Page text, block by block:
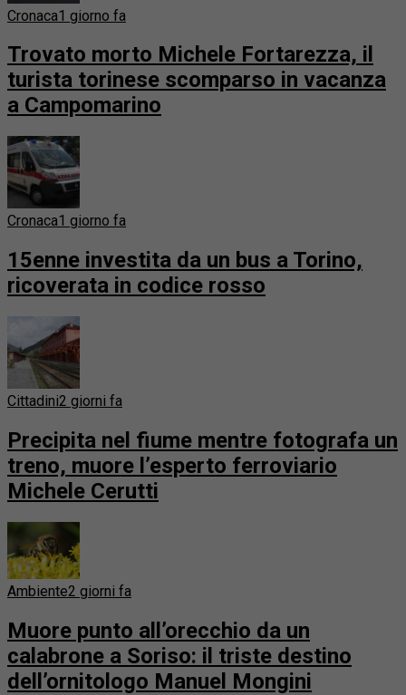
Cronaca1 giorno fa
Trovato morto Michele Fortarezza, il
turista torinese scomparso in vacanza
a Campomarino
Cronaca1 giorno fa
15enne investita da un bus a Torino,
ricoverata in codice rosso
Cittadini2 giorni fa
Precipita nel fiume mentre fotografa un
treno, muore l’esperto ferroviario
Michele Cerutti
Ambiente2 giorni fa
Muore punto all’orecchio da un
calabrone a Soriso: il triste destino
dell’ornitologo Manuel Mongini